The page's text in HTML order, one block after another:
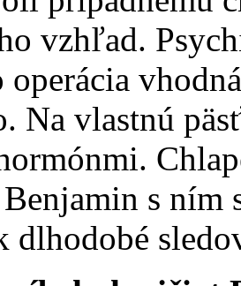
vzhľad.
operácia
Na vlastnú
Benjamin s